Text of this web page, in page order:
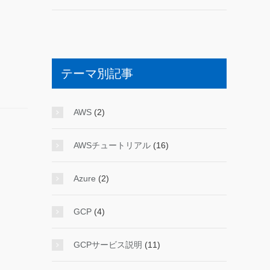
テーマ別記事
AWS (2)
AWSチュートリアル (16)
Azure (2)
GCP (4)
GCPサービス説明 (11)